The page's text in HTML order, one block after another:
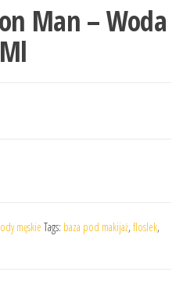
Man – Woda
męskie Tags: baza pod makijaż, floslek,